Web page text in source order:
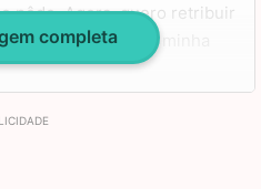
pôde. Agora, quero retribuir
assim, a minha
mãe do mundo, mas
completa